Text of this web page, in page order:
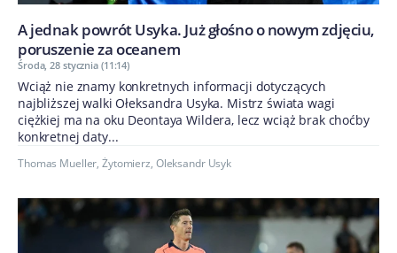
A jednak powrót Usyka. Już głośno o nowym zdjęciu,
poruszenie za oceanem
Środa, 28 stycznia (11:14)
Wciąż nie znamy konkretnych informacji dotyczących
najbliższej walki Ołeksandra Usyka. Mistrz świata wagi
ciężkiej ma na oku Deontaya Wildera, lecz wciąż brak choćby
konkretnej daty...
Thomas Mueller,Żytomierz, Oleksandr Usyk